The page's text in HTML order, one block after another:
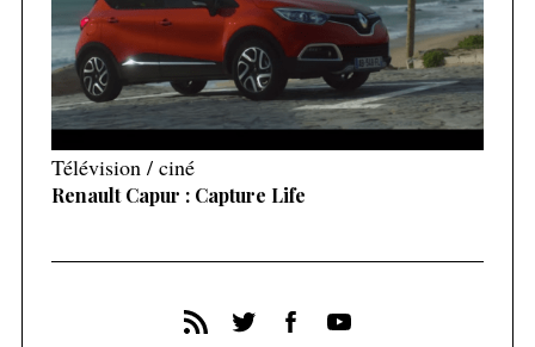
Télévision / ciné
Renault Capur : Capture Life